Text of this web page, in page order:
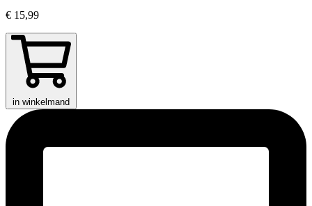
€ 15,99
in winkelmand